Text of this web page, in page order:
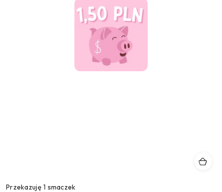
Przekazuję 1 smaczek